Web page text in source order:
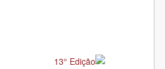
13° Edição